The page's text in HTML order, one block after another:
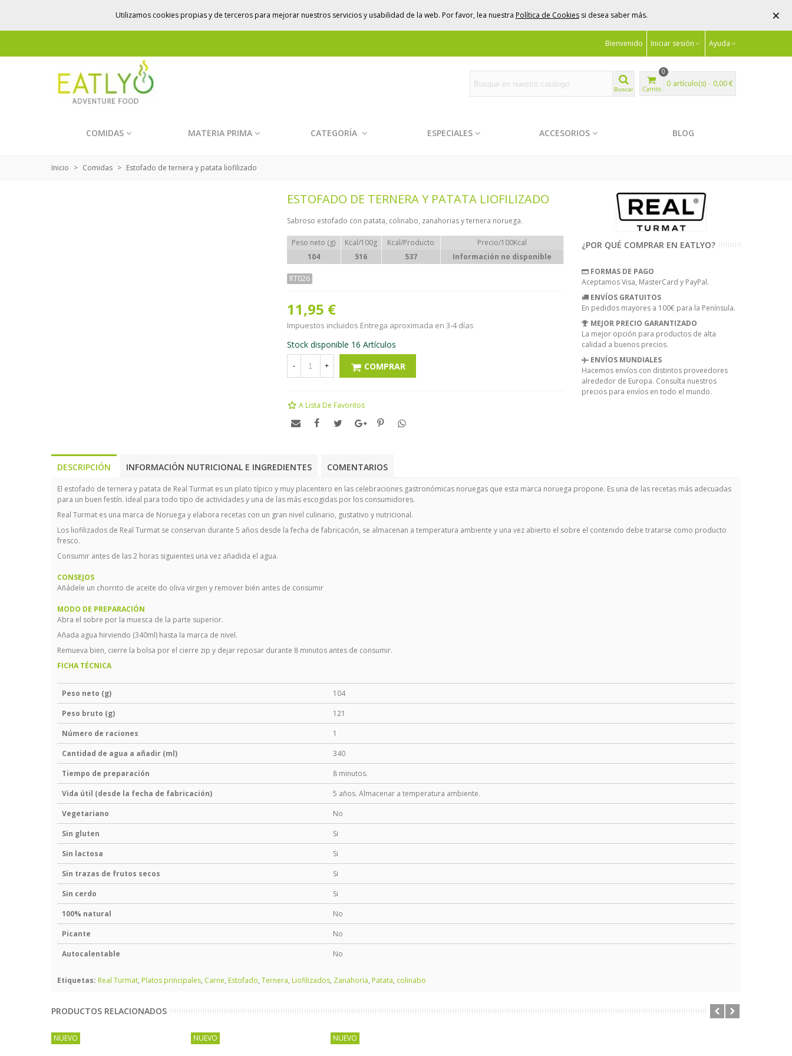
Utilizamos cookies propias y de terceros para mejorar nuestros servicios y usabilidad de la web. Por favor, lea nuestra Política de Cookiessi desea saber más. ×
Bienvenido Iniciar sesión Ayuda
Buscar Carrito
0
0 artículo(s) - 0,00 €
COMIDAS MATERIA PRIMA CATEGORÍA ESPECIALES ACCESORIOS BLOG
Inicio > Comidas > Estofado de ternera y patata liofilizado
ESTOFADO DE TERNERA Y PATATA LIOFILIZADO
Sabroso estofado con patata, colinabo, zanahorias y ternera noruega.
Peso neto (g) Kcal/100g Kcal/Producto
Precio/100Kcal
104
516 537 Información no disponible
RT026
11,95 €
Impuestos incluidos Entrega aproximada en 3-4 días
Stock disponible 16 Artículos
- + COMPRAR
A Lista De Favoritos
¿POR QUÉ COMPRAR EN EATLYO?
FORMAS DE PAGO
Aceptamos Visa, MasterCard y PayPal.
ENVÍOS GRATUITOS
En pedidos mayores a 100€ para la Península.
MEJOR PRECIO GARANTIZADO
La mejor opción para productos de alta
calidad a buenos precios.
ENVÍOS MUNDIALES
Hacemos envíos con distintos proveedores
alrededor de Europa. Consulta nuestros
precios para envíos en todo el mundo.
DESCRIPCIÓN INFORMACIÓN NUTRICIONAL E INGREDIENTES COMENTARIOS
El estofado de ternera y patata de Real Turmat es un plato típico y muy placentero en las celebraciones gastronómicas noruegas que esta marca noruega propone. Es una de las recetas más adecuadas
para un buen festín. Ideal para todo tipo de actividades y una de las más escogidas por los consumidores.
Real Turmat es una marca de Noruega y elabora recetas con un gran nivel culinario, gustativo y nutricional.
Los liofilizados de Real Turmat se conservan durante 5 años desde la fecha de fabricación, se almacenan a temperatura ambiente y una vez abierto el sobre el contenido debe tratarse como producto
fresco.
Consumir antes de las 2 horas siguientes una vez añadida el agua.
CONSEJOS
Añádele un chorrito de aceite do oliva virgen y remover bién antes de consumir
MODO DE PREPARACIÓN
Abra el sobre por la muesca de la parte superior.
Añada agua hirviendo (340ml) hasta la marca de nivel.
Remueva bien, cierre la bolsa por el cierre zip y dejar reposar durante 8 minutos antes de consumir.
FICHA TÉCNICA
Peso neto (g)
104
Peso bruto (g)
121
Número de raciones
1
Cantidad de agua a añadir (ml)
340
Tiempo de preparación
8 minutos.
Vida útil (desde la fecha de fabricación)
5 años. Almacenar a temperatura ambiente.
Vegetariano
No
Sin gluten
Si
Sin lactosa
Si
Sin trazas de frutos secos
Si
Sin cerdo
Si
100% natural
No
Picante
No
Autocalentable
No
Etiquetas: Real Turmat, Platos principales, Carne, Estofado, Ternera, Liofilizados, Zanahoria, Patata, colinabo
PRODUCTOS RELACIONADOS
NUEVO NUEVO NUEVO